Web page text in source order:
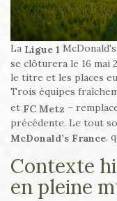
La Ligue 1
se clôturera le 16 mai
le titre et les places
Trois équipes
et FC Metz –
précédente. Le tout
McDonald’s France,
Contexte
en pleine